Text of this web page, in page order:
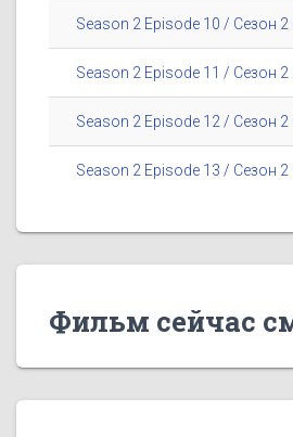
Season 2 Episode 10 / Сезон 2
Season 2 Episode 11 / Сезон 2
Season 2 Episode 12 / Сезон 2
Season 2 Episode 13 / Сезон 2
Фильм сейчас